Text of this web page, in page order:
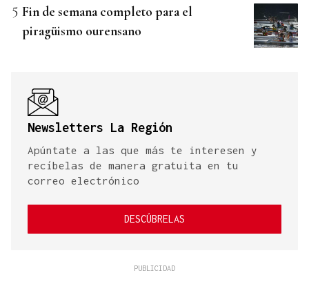
Fin de semana completo para el
piragüismo ourensano
Newsletters La Región
Apúntate a las que más te interesen y
recíbelas de manera gratuita en tu
correo electrónico
DESCÚBRELAS